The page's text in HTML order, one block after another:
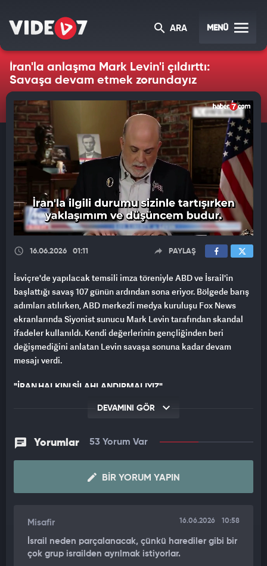
ARA MENÜ
İran'la anlaşma Mark Levin'i çıldırttı:
Savaşa devam etmek zorundayız
16.06.2026 01:11 PAYLAŞ
İsviçre'de yapılacak temsili imza töreniyle ABD ve İsrail'in
başlattığı savaş 107 günün ardından sona eriyor. Bölgede barış
adımları atılırken, ABD merkezli medya kuruluşu Fox News
ekranlarında Siyonist sunucu Mark Levin tarafından skandal
ifadeler kullanıldı. Kendi değerlerinin gençliğinden beri
değişmediğini anlatan Levin savaşa sonuna kadar devam
mesajı verdi.
"İRAN HALKINI SİLAHLANDIRMALIYIZ"
İran'a yönelik müdahalelerin devam etmesi gerektiğini
Aylardır bu konuyu gündeme getirdiğinin altını çizen Levin
"Aylardır bir şekilde İran halkını silahlandırmamız gerektiğini
ve nihayetinde Sovyetler Birliği'nin (SSCB) çöküşüne yol açtı.
Sovyetler, şu an sırtı yere gelmiş olan İran rejiminden çok daha
"TARİH BİR TRUMP-NETANYAHU İLİŞKİSİ YAZACAK"
Konuşmasında Ayetullah Humeyni ile benzetmeler yapan
DEVAMINI GÖR
Yorumlar 53 Yorum Var
BIR YORUM YAPIN
Misafir 16.06.2026 10:58
İsrail neden parçalanacak, çünkü harediler gibi bir
çok grup israilden ayrılmak istiyorlar.